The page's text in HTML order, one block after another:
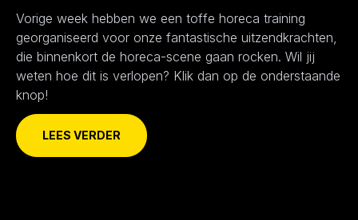
Vorige week hebben we een toffe horeca training
georganiseerd voor onze fantastische uitzendkrachten,
die binnenkort de horeca-scene gaan rocken. Wil jij
weten hoe dit is verlopen? Klik dan op de onderstaande
knop!
LEES VERDER